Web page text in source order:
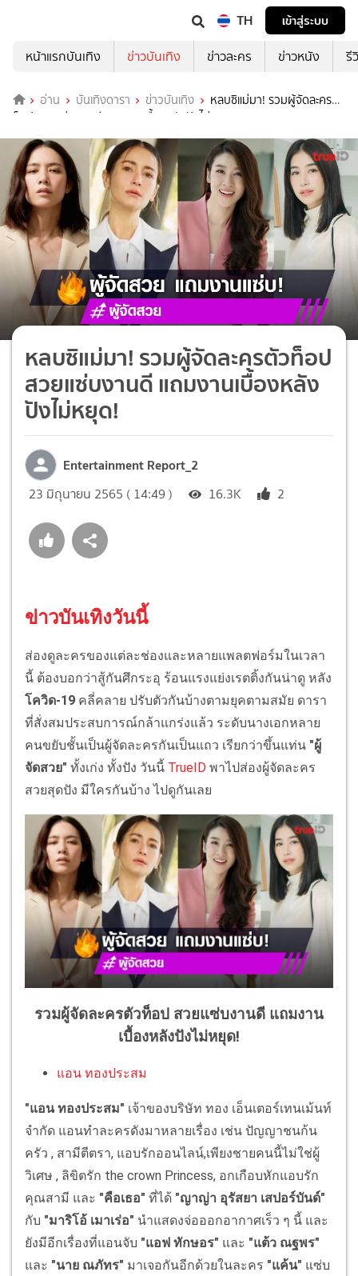
TH
เข้าสู่ระบบ
หน้าแรกบันเทิง
ข่าวบันเทิง ข่าวละคร ข่าวหนัง รี
อ่าน บันเทิงดารา ข่าวบันเทิง
หลบซิแม่มา! รวมผู้จัดละครตัว
ท็อป สวยแซ่บงานดี แถมงานเบื้องหลังปังไม่หยุด!
หลบซิแม่มา! รวมผู้จัดละครตัวท็อป
สวยแซ่บงานดี แถมงานเบื้องหลัง
ปังไม่หยุด!
Entertainment Report_2
23 มิถุนายน 2565 ( 14:49 ) 16.3K 2
ข่าวบันเทิงวันนี้
ส่องดูละครของแต่ละช่องและหลายแพลตฟอร์มในเวลา
นี้ ต้องบอกว่าสู้กันศึกระอุ ร้อนแรงแย่งเรตติ้งกันน่าดู หลัง
โควิด-19 คลี่คลาย ปรับตัวกันบ้างตามยุคตามสมัย ดารา
ที่สั่งสมประสบการณ์กล้าแกร่งแล้ว ระดับนางเอกหลาย
คนขยับชั้นเป็นผู้จัดละครกันเป็นแถว เรียกว่าขึ้นแท่น "ผู้
จัดสวย" ทั้งเก่ง ทั้งปัง วันนี้ TrueID พาไปส่องผู้จัดละคร
สวยสุดปัง มีใครกันบ้าง ไปดูกันเลย
รวมผู้จัดละครตัวท็อป สวยแซ่บงานดี แถมงาน
เบื้องหลังปังไม่หยุด!
แอน ทองประสม
"แอน ทองประสม" เจ้าของบริษัท ทอง เอ็นเตอร์เทนเม้นท์
จำกัด แอนทำละครดังมาหลายเรื่อง เช่น ปัญญาชนก้น
ครัว , สามีตีตรา, แอบรักออนไลน์,เพียงชายคนนี้ไม่ใช่ผู้
วิเศษ , ลิขิตรัก the crown Princess, อกเกือบหักแอบรัก
คุณสามี และ "คือเธอ" ที่ได้ "ญาญ่า อุรัสยา เสปอร์บันด์"
กับ "มาริโอ้ เมาเร่อ" นำแสดงจ่อออกอากาศเร็ว ๆ นี้ และ
ยังมีอีกเรื่องที่แอนจับ "แอฟ ทักษอร" และ "แต้ว ณฐพร"
และ "นาย ณภัทร" มาเจอกันอีกด้วยในละคร "แค้น" แซ่บ